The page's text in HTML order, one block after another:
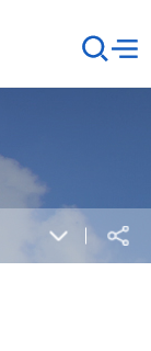
검
색
창
메뉴
공유